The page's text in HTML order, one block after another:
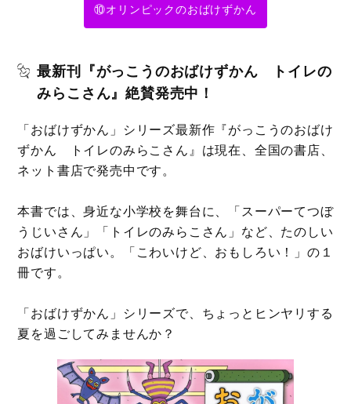
⑩オリンピックのおばけずかん
最新刊『がっこうのおばけずかん トイレの
みらこさん』絶賛発売中！
「おばけずかん」シリーズ最新作『がっこうのおばけ
ずかん トイレのみらこさん』は現在、全国の書店、
ネット書店で発売中です。
本書では、身近な小学校を舞台に、「スーパーてつぼ
うじいさん」「トイレのみらこさん」など、たのしい
おばけいっぱい。「こわいけど、おもしろい！」の１
冊です。
「おばけずかん」シリーズで、ちょっとヒンヤリする
夏を過ごしてみませんか？